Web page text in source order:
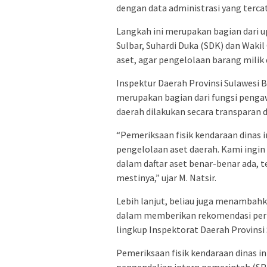
dengan data administrasi yang
Langkah ini merupakan bagian dari
Sulbar, Suhardi Duka (SDK) dan
aset, agar pengelolaan barang milik
Inspektur Daerah Provinsi Sulawesi
merupakan bagian dari fungsi
daerah dilakukan secara transparan
“Pemeriksaan fisik kendaraan
pengelolaan aset daerah. Kami
dalam daftar aset benar-benar ada,
mestinya,” ujar M. Natsir.
Lebih lanjut, beliau juga
dalam memberikan rekomendasi
lingkup Inspektorat Daerah Provinsi
Pemeriksaan fisik kendaraan dinas